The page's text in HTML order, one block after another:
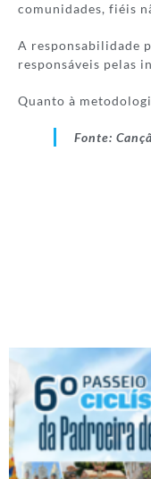
comunidades, fiéis
A responsabilidade
responsáveis pelas
Quanto à
Fonte: